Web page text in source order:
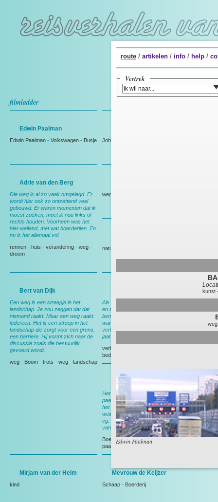
route / artikelen / info / help /
Edwin Paalman
kunst
weg
Vertrek
filmladder
Edwin Paalman
Edwin Paalman - Volkswagen - Busje Johan Westmaas
Adrie van den Berg
Die weg is al zo vaak omgelegd. Er
wordt hier ook zo ontzettend veel
gebouwd. Er waren momenten dat ik
moest zoeken; moet ik nou links of
rechts houden. Voorheen was het
hier weiland, met wat boerderijen. En
nu is het allemaal vol.
rennen - huis - verandering - weg -
droom
weg
natuur
Bert van Dijk
Een weg is een streepje in het
landschap. Je zou zeggen dat dat
niemand raakt. Maar een weg raakt
iedereen. Het is een streep in het
landschap die zorgt voor een grens,
een barriere. Hij vormt zich naar de
discussie zoals die bestuurlijk
gevoerd wordt.
weg - Boom - trots - weg - landschap
Als ik hier rij denk ik aan ruimte, rust
en schapen. En aan thuis, want dan
ben ik op weg naar huis. Nog wel,
want over een maand ga ik
verhuizen, dan heb ik deze weg 15
jaar gereden.
verhuizen
bedrijf
Het meeste werk werd nog met het
paard gedaan. In het voorjaar werd
het land klaargemaakt voor het
weideseizoen. Met het paard voor de
eg. Ik liep er naast en zocht nestjes
van weidevogels.
Boerderij-herinneringen-vogels-
paarden
Mirjam van der Helm
kind
Mevrouw de Keijzer
Schaap - Boerderij